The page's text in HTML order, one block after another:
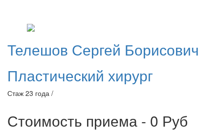
Телешов Сергей Борисович
Пластический хирург
Стаж 23 года /
Стоимость приема - 0 Руб